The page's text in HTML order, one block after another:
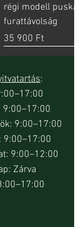
régi modell
furattávolság
Ár
35 900 Ft
:
9:00–17:00
9:00–17:00
9:00–17:00
9:00–12:00
Zárva